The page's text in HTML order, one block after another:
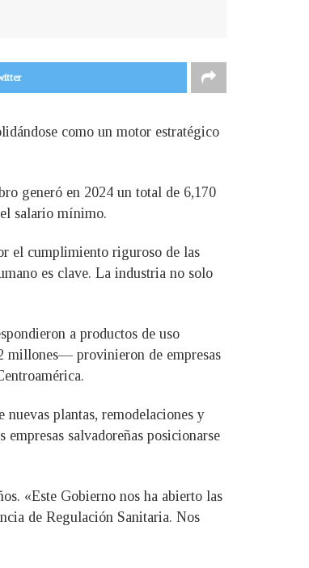
como un motor estratégico
generó en 2024 un total de 6,170
salario mínimo.
el cumplimiento riguroso de las
es clave. La industria no solo
a productos de uso
millones— provinieron de empresas
plantas, remodelaciones y
salvadoreñas posicionarse
«Este Gobierno nos ha abierto las
de Regulación Sanitaria. Nos